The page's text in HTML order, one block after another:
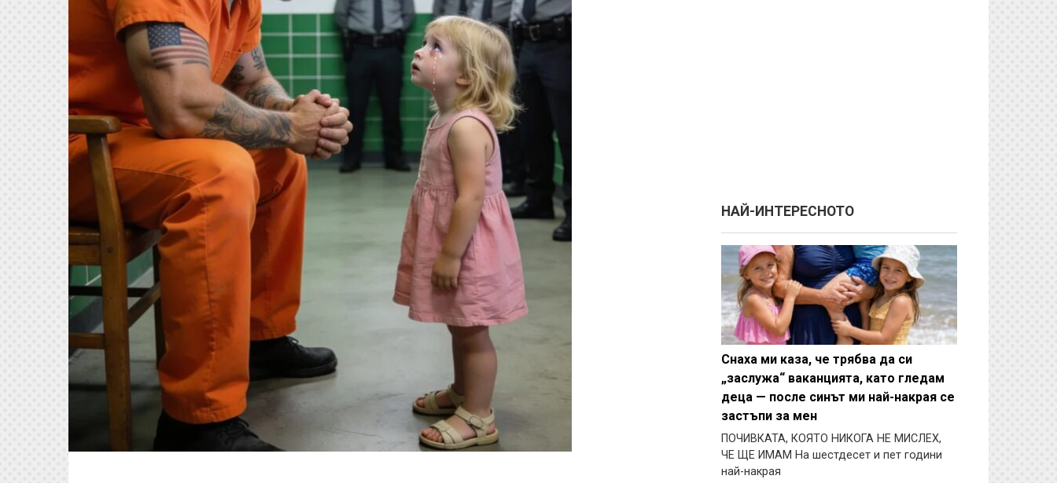
НАЙ-ИНТЕРЕСНОТО
Снаха ми каза, че трябва да си
„заслужа“ ваканцията, като гледам
деца — после синът ми най-накрая се
застъпи за мен
ПОЧИВКАТА, КОЯТО НИКОГА НЕ МИСЛЕХ,
ЧЕ ЩЕ ИМАМ На шестдесет и пет години
най-накрая